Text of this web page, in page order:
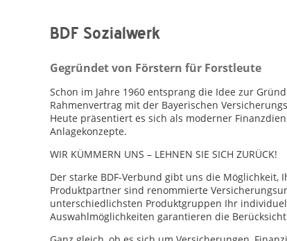
BDF Sozialwerk
Gegründet von Förstern für Forstleute
Schon im Jahre 1960 entsprang die Idee zur
Rahmenvertrag mit der Bayerischen
Heute präsentiert es sich als moderner
Anlagekonzepte.
WIR KÜMMERN UNS – LEHNEN SIE SICH ZURÜCK!
Der starke BDF-Verbund gibt uns die
Produktpartner sind renommierte
unterschiedlichsten Produktgruppen Ihr
Auswahlmöglichkeiten garantieren die